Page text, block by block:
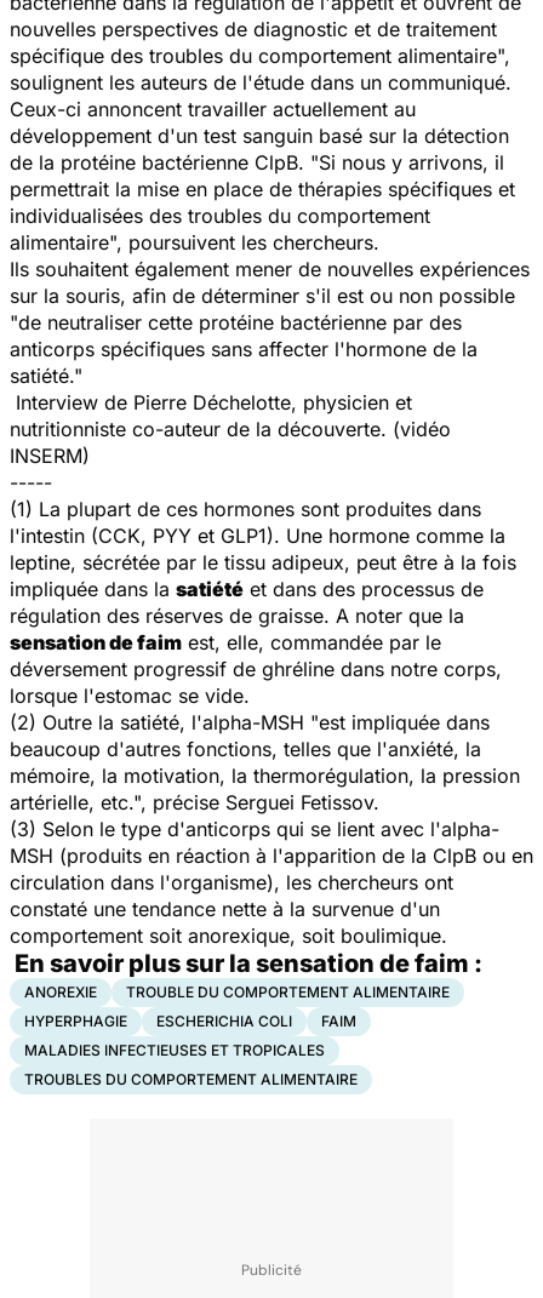
nouvelles perspectives de diagnostic et de traitement
spécifique des troubles du comportement alimentaire",
soulignent les auteurs de l'étude dans un communiqué.
Ceux-ci annoncent travailler actuellement au
développement d'un test sanguin basé sur la détection
de la protéine bactérienne ClpB. "Si nous y arrivons, il
permettrait la mise en place de thérapies spécifiques et
individualisées des troubles du comportement
alimentaire", poursuivent les chercheurs.
Ils souhaitent également mener de nouvelles expériences
sur la souris, afin de déterminer s'il est ou non possible
"de neutraliser cette protéine bactérienne par des
anticorps spécifiques sans affecter l'hormone de la
satiété."
Interview de Pierre Déchelotte, physicien et
nutritionniste co-auteur de la découverte. (vidéo
INSERM)
-----
(1) La plupart de ces hormones sont produites dans
l'intestin (CCK, PYY et GLP1). Une hormone comme la
leptine, sécrétée par le tissu adipeux, peut être à la fois
impliquée dans la satiété et dans des processus de
régulation des réserves de graisse. A noter que la
sensation de faim est, elle, commandée par le
déversement progressif de ghréline dans notre corps,
lorsque l'estomac se vide.
(2) Outre la satiété, l'alpha-MSH "est impliquée dans
beaucoup d'autres fonctions, telles que l'anxiété, la
mémoire, la motivation, la thermorégulation, la pression
artérielle, etc.", précise Serguei Fetissov.
(3) Selon le type d'anticorps qui se lient avec l'alpha-
MSH (produits en réaction à l'apparition de la ClpB ou en
circulation dans l'organisme), les chercheurs ont
constaté une tendance nette à la survenue d'un
comportement soit anorexique, soit boulimique.
En savoir plus sur la sensation de faim :
ANOREXIE
TROUBLE DU COMPORTEMENT ALIMENTAIRE
HYPERPHAGIE
ESCHERICHIA COLI
FAIM
MALADIES INFECTIEUSES ET TROPICALES
TROUBLES DU COMPORTEMENT ALIMENTAIRE